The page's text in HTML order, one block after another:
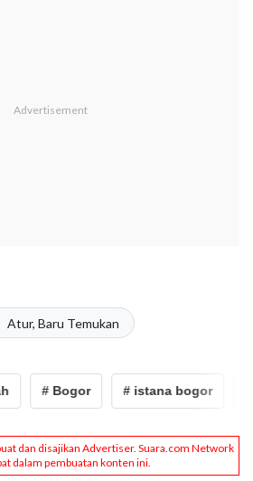
Atur, Baru Temukan
# Bogor # istana bogor